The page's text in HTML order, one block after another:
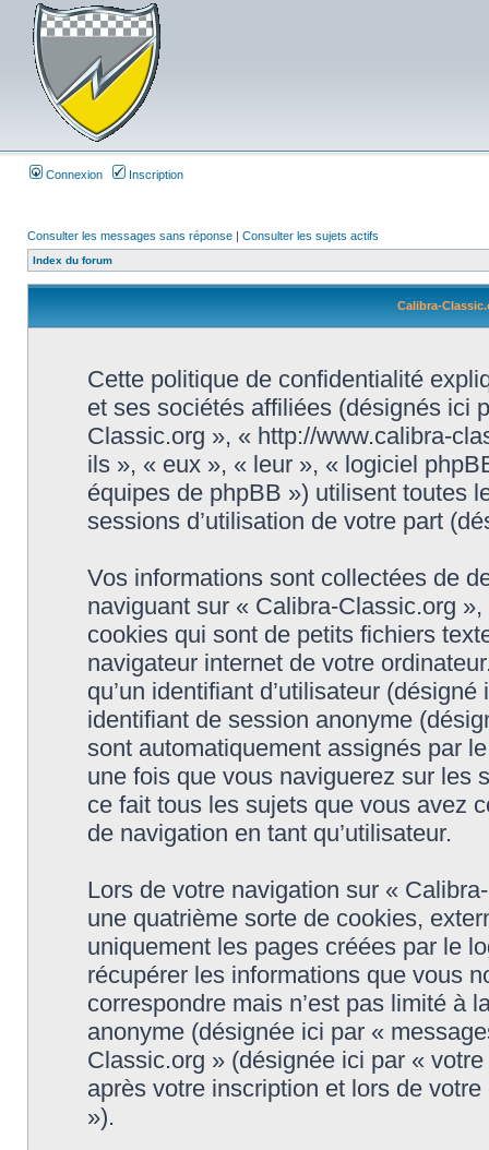
Connexion Inscription
Consulter les messages sans réponse | Consulter les sujets actifs
Index du forum
Calibra-
Cette politique de confidentialité
et ses sociétés affiliées (désignés ici
Classic.org », « http://www.calibra-
ils », « eux », « leur », « logiciel
équipes de phpBB ») utilisent toutes
sessions d’utilisation de votre part
Vos informations sont collectées de
naviguant sur « Calibra-Classic.org
cookies qui sont de petits fichiers
navigateur internet de votre
qu’un identifiant d’utilisateur
identifiant de session anonyme
sont automatiquement assignés par
une fois que vous naviguerez sur les
ce fait tous les sujets que vous avez
de navigation en tant qu’utilisateur.
Lors de votre navigation sur «
une quatrième sorte de cookies,
uniquement les pages créées par le
récupérer les informations que vous
correspondre mais n’est pas limité à
anonyme (désignée ici par «
Classic.org » (désignée ici par «
après votre inscription et lors de
»).